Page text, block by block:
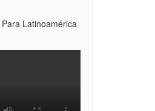
Latinoamérica